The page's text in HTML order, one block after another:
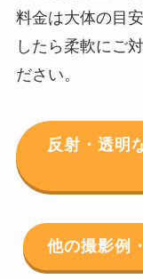
料金は大体の目
したら柔軟にご
ださい。
反射・透明
他の撮影例